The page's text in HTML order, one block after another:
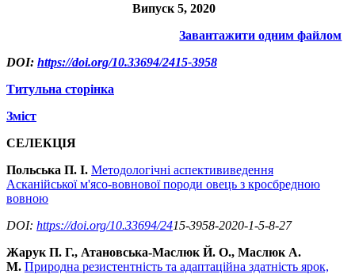
Випуск 5, 2020
Завантажити одним файлом
DOI: https://doi.org/10.33694/2415-3958
Титульна сторінка
Зміст
СЕЛЕКЦІЯ
Польська П. І. Методологічні аспектививедення
Асканійської м'ясо-вовнової породи овець з кросбредною
вовною
DOI: https://doi.org/10.33694/2415-3958-2020-1-5-8-27
Жарук П. Г., Атановська-Маслюк Й. О., Маслюк А.
М. Природна резистентність та адаптаційна здатність ярок,